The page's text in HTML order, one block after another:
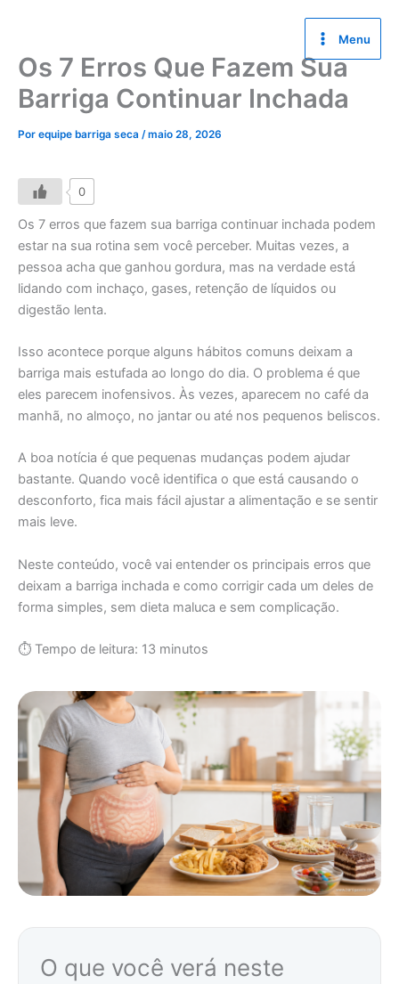
conteúdo
Menu
Os 7 Erros Que Fazem Sua
Barriga Continuar Inchada
Por equipe barriga seca /maio 28, 2026
0
Os 7 erros que fazem sua barriga continuar inchada podem
estar na sua rotina sem você perceber. Muitas vezes, a
pessoa acha que ganhou gordura, mas na verdade está
lidando com inchaço, gases, retenção de líquidos ou
digestão lenta.
Isso acontece porque alguns hábitos comuns deixam a
barriga mais estufada ao longo do dia. O problema é que
eles parecem inofensivos. Às vezes, aparecem no café da
manhã, no almoço, no jantar ou até nos pequenos beliscos.
A boa notícia é que pequenas mudanças podem ajudar
bastante. Quando você identifica o que está causando o
desconforto, fica mais fácil ajustar a alimentação e se sentir
mais leve.
Neste conteúdo, você vai entender os principais erros que
deixam a barriga inchada e como corrigir cada um deles de
forma simples, sem dieta maluca e sem complicação.
⏱ Tempo de leitura: 13 minutos
O que você verá neste